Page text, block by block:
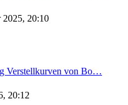
2025, 20:10
Verstellkurven von Bo…
20:12